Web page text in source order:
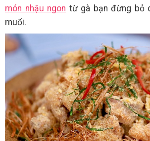
món nhậu ngon từ gà bạn đừng bỏ
muối.